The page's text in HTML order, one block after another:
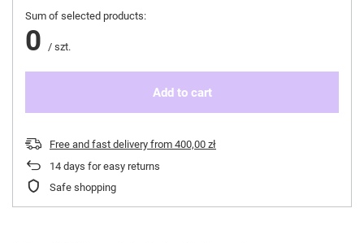
Sum of selected products:
0 / szt.
Add to cart
Free and fast delivery from 400,00 zł
14 days for easy returns
Safe shopping